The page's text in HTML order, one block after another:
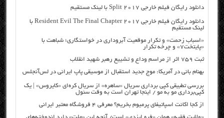
دانلود رایگان فیلم خارجی Split 2017 با لینک مستقیم
دانلود رایگان فیلم خارجی Resident Evil The Final Chapter 2017 با
لینک مستقیم
«اسباب زحمت» و تکرار موقعیت آبروداری در خواستگاری؛ شباهت با
«پایتخت۷» و چرخه تکرار
ثبت ۷۵۹ اثر از مراسم وداع و تشییع رهبر شهید انقلاب
بهنام بانی در آمریکا: موج جدید استقبال از موسیقی پاپ ایرانی در لس‌آنجلس
بررسی تطبیقی کپی برداری سریال «ساهره» از سریال کره‌ای «کایروس» | یک
کپی‌برداری مو به مو / اینجا تهران است به وقت سئول
از کجا اکانت اسپاتیفای پرمیوم بخریم؟ معرفی ۴ فروشگاه معتبر ایرانی